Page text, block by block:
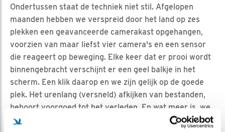
Ondertussen staat de techniek niet stil. Afgelopen
maanden hebben we verspreid door het land op zes
plekken een geavanceerde camerakast opgehangen,
voorzien van maar liefst vier camera's en een sensor
die reageert op beweging. Elke keer dat er prooi wordt
binnengebracht verschijnt er een geel balkje in het
scherm. Een klik daarop en we zijn gelijk op de goede
plek. Het urenlang (versneld) afkijken van bestanden,
behoort voorgoed tot het verleden. En wat meer is, we
werken aan automatische prooiherkenning: software